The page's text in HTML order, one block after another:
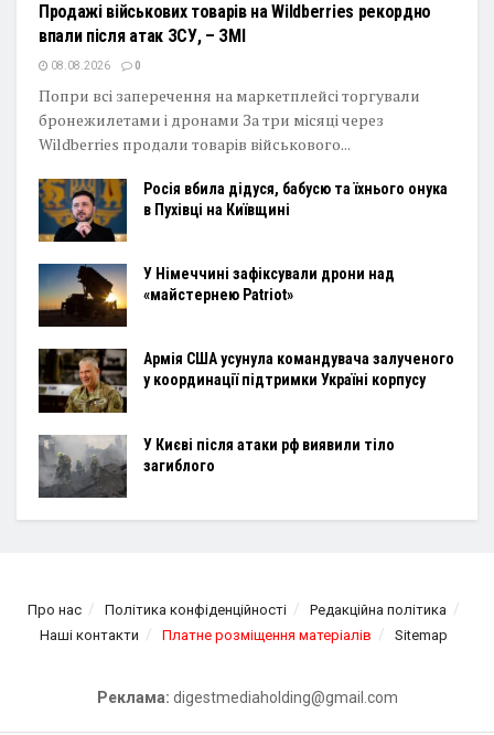
Продажі військових товарів на Wildberries рекордно
впали після атак ЗСУ, – ЗМІ
08.08.2026 0
Попри всі заперечення на маркетплейсі торгували
бронежилетами і дронами За три місяці через
Wildberries продали товарів військового...
Росія вбила дідуся, бабусю та їхнього онука
в Пухівці на Київщині
У Німеччині зафіксували дрони над
«майстернею Patriot»
Армія США усунула командувача залученого
у координації підтримки Україні корпусу
У Києві після атаки рф виявили тіло
загиблого
Про нас Політика конфіденційності
Редакційна політика
Наші контакти
Платне розміщення матеріалів Sitemap
Реклама: digestmediaholding@gmail.com